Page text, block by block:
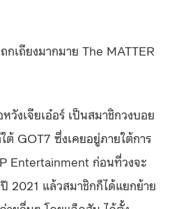
กเถียงมากมาย The MATTER
วังเจียเอ๋อร์ เป็นสมาชิกวงบอย
ต้ GOT7 ซึ่งเคยอยู่ภายใต้การ
Entertainment ก่อนที่วงจะ
2021 แล้วสมาชิกก็ได้แยกย้าย